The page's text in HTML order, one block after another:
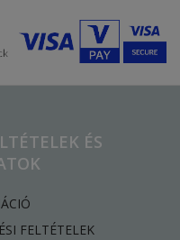
ÉS
FELTÉTELEK